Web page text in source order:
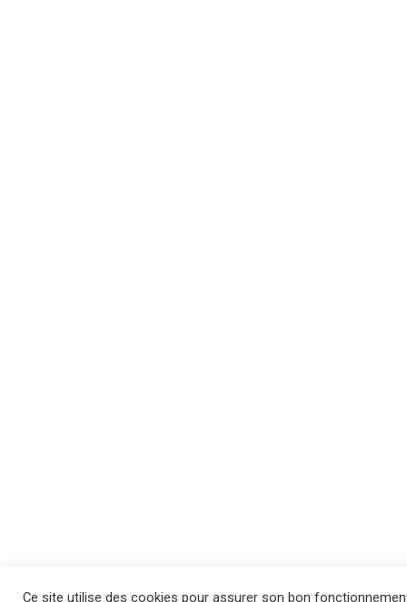
Ce site utilise des cookies pour assurer son bon